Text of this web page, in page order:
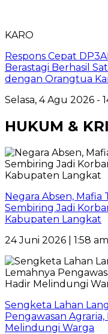
KARO
Respons Cepat
Berastagi Berhasil
dengan Orangtua
Selasa, 4 Agu 2026 -
HUKUM &
Negara Absen, Mafia
Sembiring Jadi
Kabupaten Langkat
24 Juni 2026 | 1:58
Sengketa Lahan
Pengawasan
Melindungi Warga